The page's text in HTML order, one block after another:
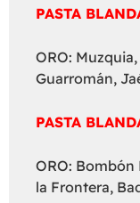
PASTA
ORO:
Guarromán,
PASTA
ORO:
la Frontera,